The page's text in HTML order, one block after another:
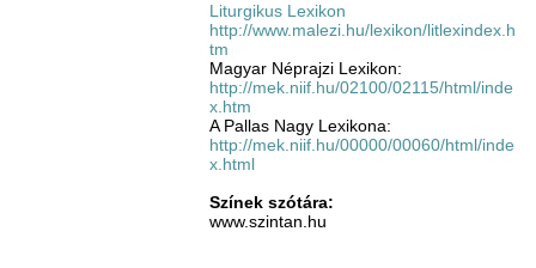
Liturgikus Lexikon
http://www.malezi.hu/lexikon/litlexindex.h
tm
Magyar Néprajzi Lexikon:
http://mek.niif.hu/02100/02115/html/inde
x.htm
A Pallas Nagy Lexikona:
http://mek.niif.hu/00000/00060/html/inde
x.html
Színek szótára:
www.szintan.hu